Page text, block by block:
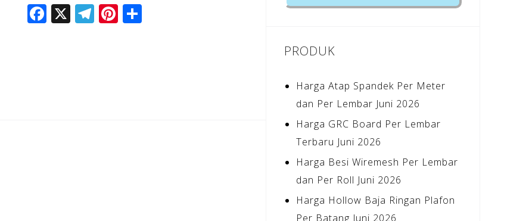
F X T Pi S
PRODUK
Harga Atap Spandek Per Meter
dan Per Lembar Juni 2026
Harga GRC Board Per Lembar
Terbaru Juni 2026
Harga Besi Wiremesh Per Lembar
dan Per Roll Juni 2026
Harga Hollow Baja Ringan Plafon
Per Batang Juni 2026